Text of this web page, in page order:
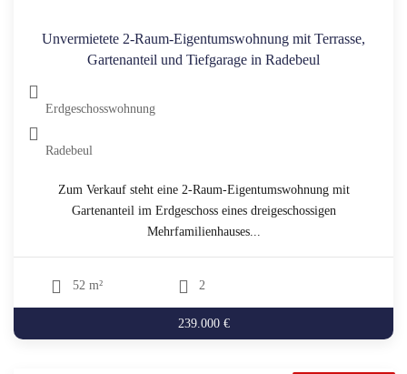
Unvermietete 2-Raum-Eigentumswohnung mit Terrasse,
Gartenanteil und Tiefgarage in Radebeul
Erdgeschosswohnung
Radebeul
Zum Verkauf steht eine 2-Raum-Eigentumswohnung mit
Gartenanteil im Erdgeschoss eines dreigeschossigen
Mehrfamilienhauses...
52 m² 2
239.000 €